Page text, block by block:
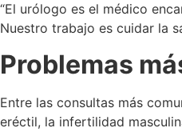
“El urólogo es el médico
Nuestro trabajo es cuidar la
Problemas
Entre las consultas más
eréctil, la infertilidad